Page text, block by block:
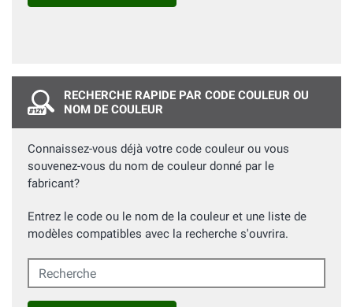
RECHERCHE RAPIDE PAR CODE COULEUR OU
NOM DE COULEUR
Connaissez-vous déjà votre code couleur ou vous
souvenez-vous du nom de couleur donné par le
fabricant?
Entrez le code ou le nom de la couleur et une liste de
modèles compatibles avec la recherche s'ouvrira.
Recherche